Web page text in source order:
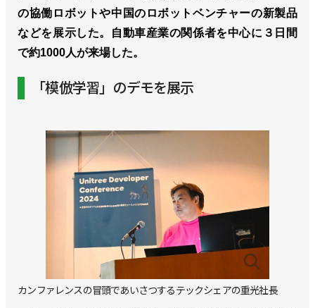
の協働ロボットや中国のロボットベンチャーの新製品
などを展示した。自動車産業の関係者を中心に３日間
で約1000人が来場した。
「模倣学習」のデモを展示
カンファレンスの冒頭であいさつするテックシェアの重光社長